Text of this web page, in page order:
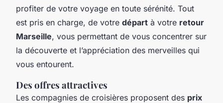
profiter de votre voyage en toute sérénité. Tout
est pris en charge, de votre départ à votre retour
Marseille, vous permettant de vous concentrer sur
la découverte et l’appréciation des merveilles qui
vous entourent.
Des offres attractives
Les compagnies de croisières proposent des prix